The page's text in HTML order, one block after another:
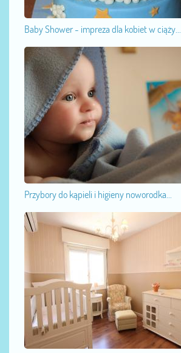
Baby Shower - impreza dla kobiet w ciąży...
Przybory do kąpieli i higieny noworodka...